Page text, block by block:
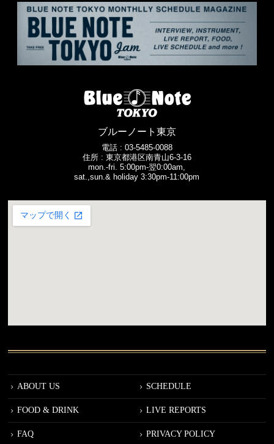
ブルーノート東京
電話 : 03-5485-0088
住所 : 東京都港区南青山6-3-16
mon.-fri. 5:00pm-翌0:00am,
sat.,sun.& holiday 3:30pm-11:00pm
ABOUT US SCHEDULE
FOOD & DRINK LIVE REPORTS
FAQ PRIVACY POLICY